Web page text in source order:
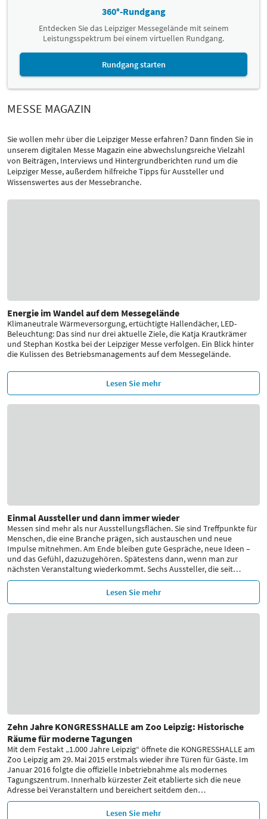
360°-Rundgang
Entdecken Sie das Leipziger Messegelände mit seinem
Leistungsspektrum bei einem virtuellen Rundgang.
Rundgang starten
MESSE MAGAZIN
Sie wollen mehr über die Leipziger Messe erfahren? Dann finden Sie in
unserem digitalen Messe Magazin eine abwechslungsreiche Vielzahl
von Beiträgen, Interviews und Hintergrundberichten rund um die
Leipziger Messe, außerdem hilfreiche Tipps für Aussteller und
Wissenswertes aus der Messebranche.
Energie im Wandel auf dem Messegelände
Klimaneutrale Wärmeversorgung, ertüchtigte Hallendächer, LED-
Beleuchtung: Das sind nur drei aktuelle Ziele, die Katja Krautkrämer
und Stephan Kostka bei der Leipziger Messe verfolgen. Ein Blick hinter
die Kulissen des Betriebsmanagements auf dem Messegelände.
Lesen Sie mehr
Einmal Aussteller und dann immer wieder
Messen sind mehr als nur Ausstellungsflächen. Sie sind Treffpunkte für
Menschen, die eine Branche prägen, sich austauschen und neue
Impulse mitnehmen. Am Ende bleiben gute Gespräche, neue Ideen –
und das Gefühl, dazuzugehören. Spätestens dann, wenn man zur
nächsten Veranstaltung wiederkommt. Sechs Aussteller, die seit…
Lesen Sie mehr
Zehn Jahre KONGRESSHALLE am Zoo Leipzig: Historische
Räume für moderne Tagungen
Mit dem Festakt „1.000 Jahre Leipzig“ öffnete die KONGRESSHALLE am
Zoo Leipzig am 29. Mai 2015 erstmals wieder ihre Türen für Gäste. Im
Januar 2016 folgte die offizielle Inbetriebnahme als modernes
Tagungszentrum. Innerhalb kürzester Zeit etablierte sich die neue
Adresse bei Veranstaltern und bereichert seitdem den…
Lesen Sie mehr